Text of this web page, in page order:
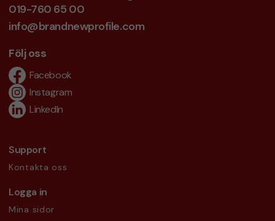
019-760 65 00
info@brandnewprofile.com
Följ oss
Facebook
Instagram
LinkedIn
Support
Kontakta oss
Logga in
Mina sidor